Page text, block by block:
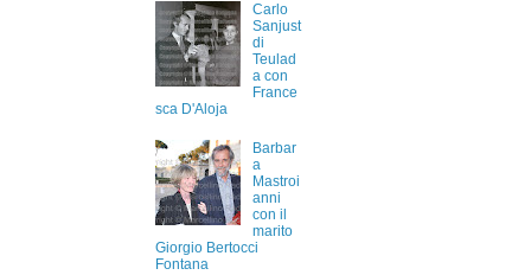
Carlo
Sanjust
di
Teulad
a con
France
sca D'Aloja
Barbar
a
Mastroi
anni
con il
marito
Giorgio Bertocci
Fontana